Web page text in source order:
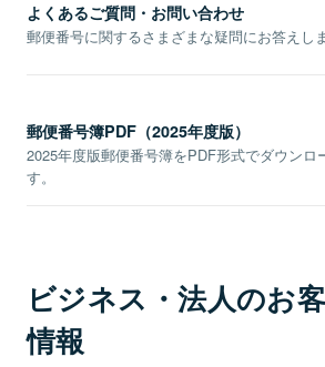
よくあるご質問・お問い合わせ
郵便番号に関するさまざまな疑問にお答えしま
郵便番号簿PDF（2025年度版）
2025年度版郵便番号簿をPDF形式でダウンロ
す。
ビジネス・法人のお
情報